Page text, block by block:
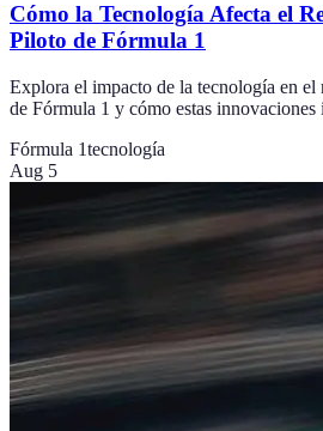
Cómo la Tecnología Afecta el
Piloto de Fórmula 1
Explora el impacto de la tecnología en
de Fórmula 1 y cómo estas innovaciones
Fórmula 1tecnología
Aug 5